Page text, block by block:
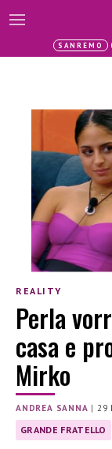
SANREMO
REALITY
Perla
casa e
Mirko
ANDREA SANNA |29
GRANDE FRATELLO